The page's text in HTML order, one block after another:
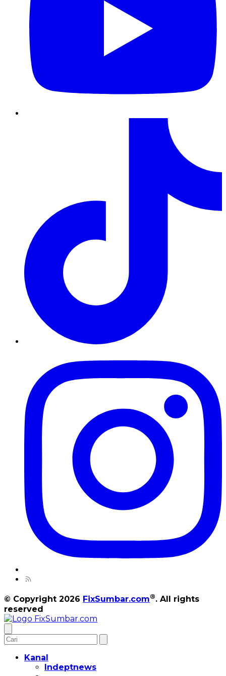
© Copyright 2026 FixSumbar.com®. All rights
reserved
Kanal
Indeptnews